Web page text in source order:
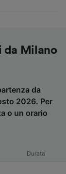
da Milano
da
2026. Per
o un orario
Durata